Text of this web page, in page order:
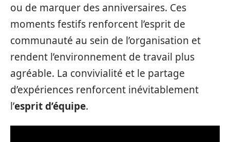
ou de marquer des anniversaires. Ces
moments festifs renforcent l’esprit de
communauté au sein de l’organisation et
rendent l’environnement de travail plus
agréable. La convivialité et le partage
d’expériences renforcent inévitablement
l’esprit d’équipe.